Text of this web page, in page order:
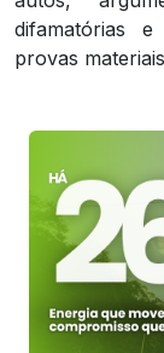
difamatórias
provas